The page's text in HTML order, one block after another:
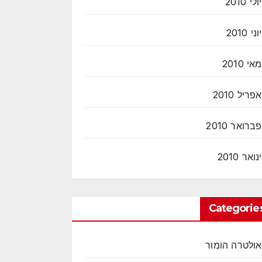
יוני 2010
מאי 2010
אפריל 2010
פברואר 2010
ינואר 2010
אולטרה הומור